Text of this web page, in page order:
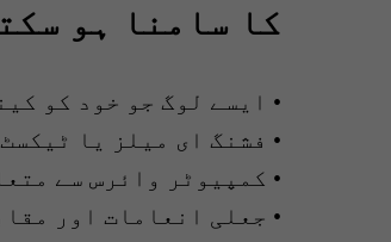
کا سامنا ہو
• ایسے لوگ جو خود کو
• فشنگ ای میلز یا
• کمپیوٹر وائرس سے
• جعلی انعامات اور